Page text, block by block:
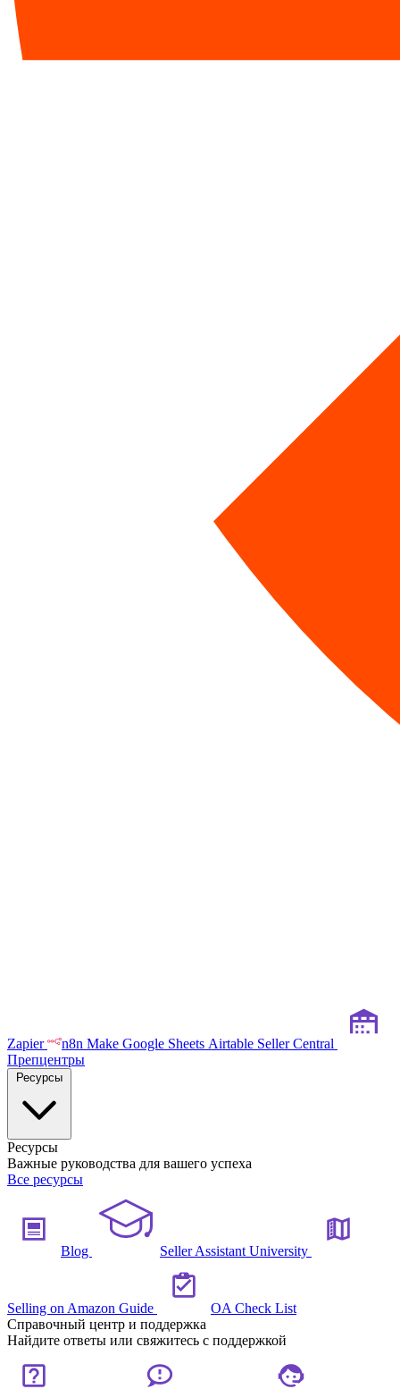
Zapier n8n Make Google Sheets Airtable Seller Central
Препцентры
Ресурсы
Важные руководства для вашего успеха
Все ресурсы
Blog Seller Assistant University
Selling on Amazon Guide
OA Check List
Справочный центр и поддержка
Найдите ответы или свяжитесь с поддержкой